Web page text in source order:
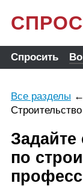
Спросить
Все разделы ←
по